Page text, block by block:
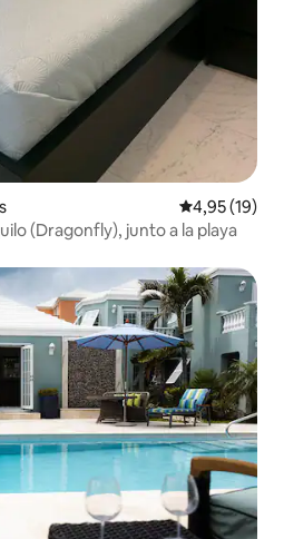
Calificación
4,95 (19)
(Dragonfly), junto a la playa